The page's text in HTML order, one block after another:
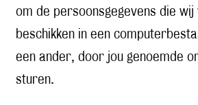
om de persoonsgegevens die wij
beschikken in een
een ander, door jou genoemde
sturen.